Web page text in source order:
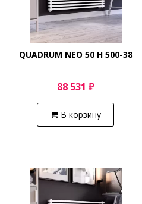
QUADRUM NEO 50 H 500-38
88 531 ₽
В корзину